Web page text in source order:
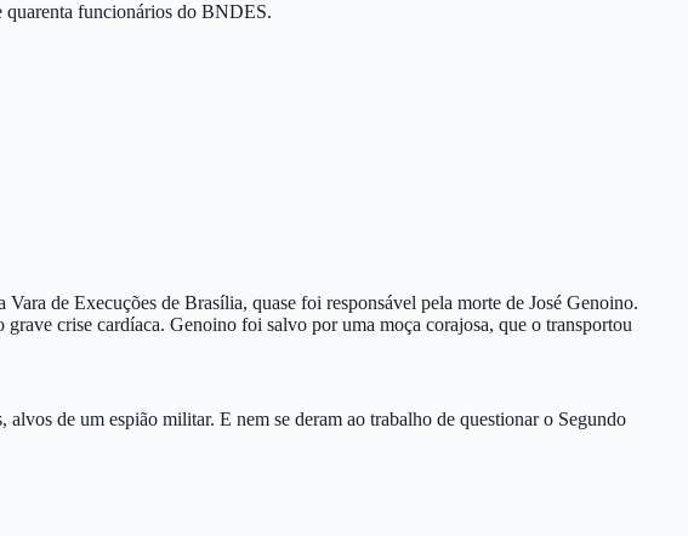
quarenta funcionários do BNDES.
de Execuções de Brasília, quase foi responsável pela morte de José Genoino.
crise cardíaca. Genoino foi salvo por uma moça corajosa, que o transportou
de um espião militar. E nem se deram ao trabalho de questionar o Segundo